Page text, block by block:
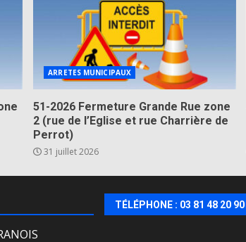
ARRETES MUNICIPAUX
51-2026 Fermeture Grande Rue zone
2 (rue de l’Eglise et rue Charrière de
Perrot)
31 juillet 2026
TÉLÉPHONE : 03 81 48 20 90